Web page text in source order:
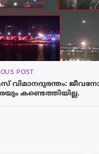
POST
വിമാനദുരന്തം:
കണ്ടെത്തിയില്ല.